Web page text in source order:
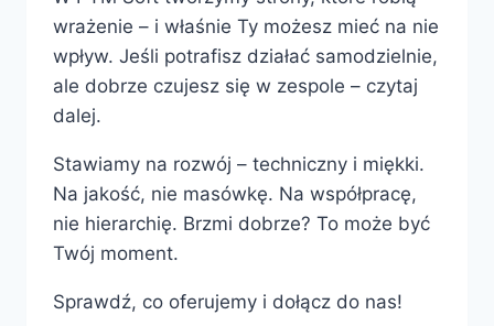
wrażenie – i właśnie Ty możesz mieć na nie
wpływ. Jeśli potrafisz działać samodzielnie,
ale dobrze czujesz się w zespole – czytaj
dalej.
Stawiamy na rozwój – techniczny i miękki.
Na jakość, nie masówkę. Na współpracę,
nie hierarchię. Brzmi dobrze? To może być
Twój moment.
Sprawdź, co oferujemy i dołącz do nas!